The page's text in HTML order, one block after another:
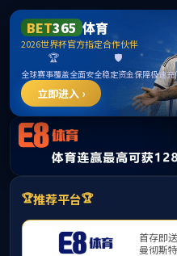
3044永利集
序号 需